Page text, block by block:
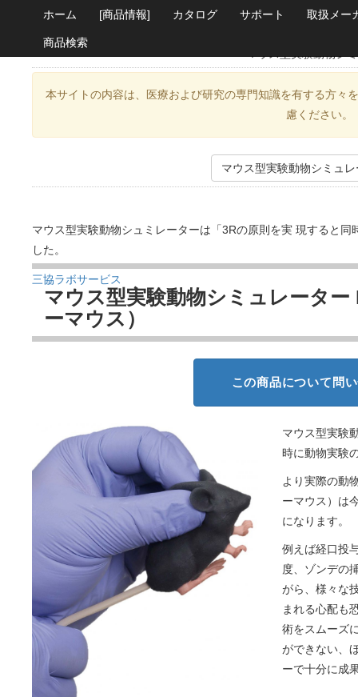
ホーム [商品情報] カタログ サポート 取扱メー
商品検索
マウス型実験動物シ
本サイトの内容は、医療および研究の専門知識を有する方々
慮ください。
マウス型実験動物シミュ
マウス型実験動物シュミレーターは「3Rの原則を実 現すると
した。
三協ラボサービス
マウス型実験動物シミュレータ
ーマウス）
この商品について問
マウス型実験
時に動物実験
より実際の動
ーマウス）は
になります。
例えば経口投
度、ゾンデの
がら、様々な
まれる心配も
術をスムーズ
ができない、
ーで十分に成